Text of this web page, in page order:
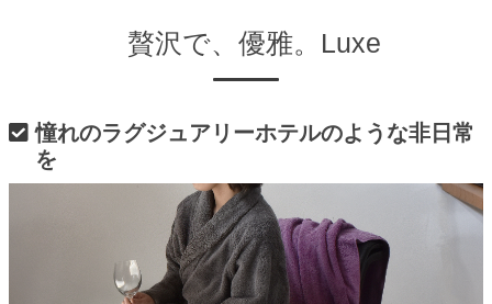
贅沢で、優雅。Luxe
憧れのラグジュアリーホテルのような非日常
を